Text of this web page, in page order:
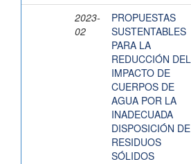
2023-
02
PROPUESTAS
SUSTENTABLES
PARA LA
REDUCCIÓN DEL
IMPACTO DE
CUERPOS DE
AGUA POR LA
INADECUADA
DISPOSICIÓN DE
RESIDUOS
SÓLIDOS